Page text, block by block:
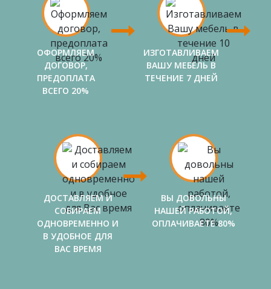
ОФОРМЛЯЕМ
ДОГОВОР,
ПРЕДОПЛАТА
ВСЕГО 20%
ИЗГОТАВЛИВАЕМ
ВАШУ МЕБЕЛЬ В
ТЕЧЕНИЕ 7 ДНЕЙ
ДОСТАВЛЯЕМ И
СОБИРАЕМ
ОДНОВРЕМЕННО И
В УДОБНОЕ ДЛЯ
ВАС ВРЕМЯ
ВЫ ДОВОЛЬНЫ
НАШЕЙ РАБОТОЙ,
ОПЛАЧИВАЕТЕ 80%